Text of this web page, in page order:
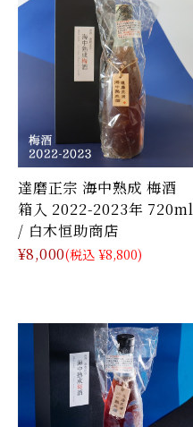
達磨正宗 海中熟成 梅酒
箱入 2022-2023年 720ml
/ 白木恒助商店
¥8,000(税込 ¥8,800)